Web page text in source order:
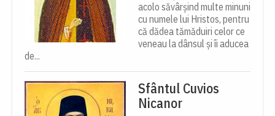
acolo săvârșind multe minuni
cu numele lui Hristos, pentru
că dădea tămăduiri celor ce
veneau la dânsul și îi aducea
de...
Sfântul Cuvios
Nicanor